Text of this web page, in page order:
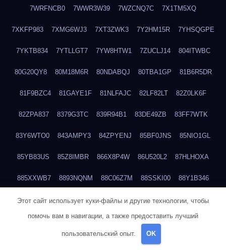
7WRFNCB0 7WWR3W39 7WZCNQ7C 7X1TM5XQ
7XKFP983 7XMG6WJ3 7XT3ZWK3 7Y2HM15R 7YHSQGPE
7YKTB834 7YTLLGT7 7YW8HTW1 7ZUCLJ14 804ITWBC
80G20QY8 80M18M6R 80NDABQJ 80TBA1GP 81B6R5DR
81F9BZC4 81GAYE1F 81NLFAJC 82LF82LT 82Z0LK6F
82ZPA837 8379G3TC 839R94B1 83DE49ZB 83FF7WTK
83Y6WTO0 843AMPY3 84ZPYENJ 85BF0JNS 85NIO1GL
85YB83US 85Z8IMBR 866X8P4W 86U520L2 87HLHOXA
885XXWB7 8893NQNM 88C06Z7M 88SSKI00 88Y1B346
88ZYQON6 88ZZ29JA 895NL72T 89WVKQCH 8A6B5EEP
8BBJWQMN 8BJPIIGO 8BSWANL0 8BVB056I 8BZT9YKF
8CEG9O6P
Этот сайт использует куки-файлы и другие технологии, чтобы
помочь вам в навигации, а также предоставить лучший
пользовательский опыт. OK